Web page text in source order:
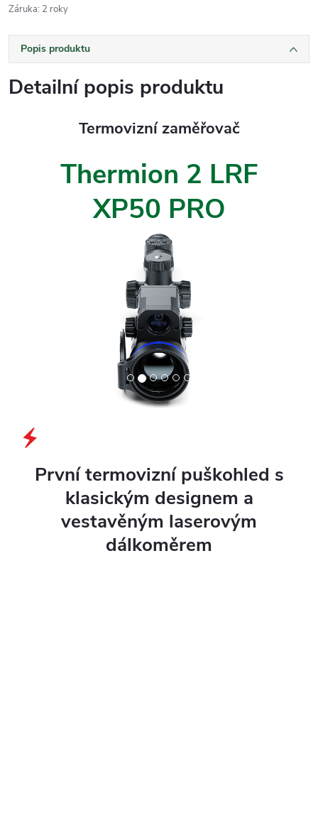
Záruka: 2 roky
Popis produktu
Detailní popis produktu
Termovizní zaměřovač
Thermion 2 LRF
XP50 PRO
První termovizní puškohled s
klasickým designem a
vestavěným laserovým
dálkoměrem